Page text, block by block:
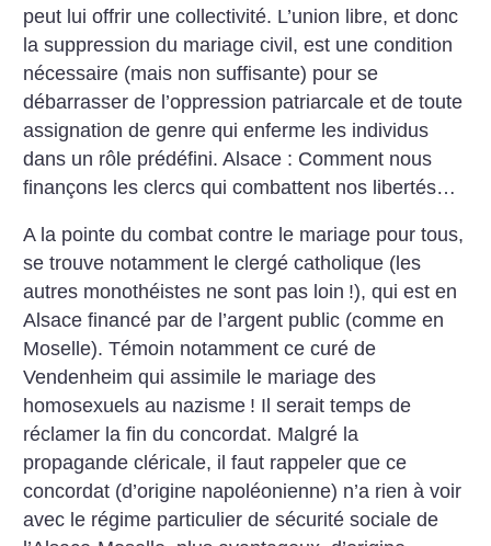
peut lui offrir une collectivité. L’union libre, et donc
la suppression du mariage civil, est une condition
nécessaire (mais non suffisante) pour se
débarrasser de l’oppression patriarcale et de toute
assignation de genre qui enferme les individus
dans un rôle prédéfini. Alsace : Comment nous
finançons les clercs qui combattent nos libertés…
A la pointe du combat contre le mariage pour tous,
se trouve notamment le clergé catholique (les
autres monothéistes ne sont pas loin !), qui est en
Alsace financé par de l’argent public (comme en
Moselle). Témoin notamment ce curé de
Vendenheim qui assimile le mariage des
homosexuels au nazisme ! Il serait temps de
réclamer la fin du concordat. Malgré la
propagande cléricale, il faut rappeler que ce
concordat (d’origine napoléonienne) n’a rien à voir
avec le régime particulier de sécurité sociale de